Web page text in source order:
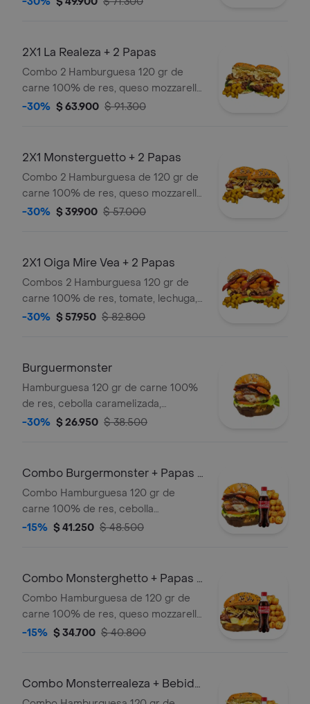
salsas caseras (verde y ajo) + papas
2X1 La Realeza + 2 Papas
Combo 2 Hamburguesa 120 gr de
carne 100% de res, queso mozzarella,
tomate , lechuga, carne desmechada
de untar , pan brioche, y salsas
caseras (verde y ajo). + papas
-30% $ 63.900 $ 91.300
2X1 Monsterguetto + 2 Papas
Combo 2 Hamburguesa de 120 gr de
carne 100% de res, queso mozzarella,
papas callejera (ripio), cebolla
-30% $ 39.900 $ 57.000
2X1 Oiga Mire Vea + 2 Papas
Combos 2 Hamburguesa 120 gr de
carne 100% de res, tomate, lechuga,
carne desmechada en salsa bbq
guayabo, pan brioche , y salsas
caseras (verde y ajo). + papas
-30% $ 57.950 $ 82.800
Burguermonster
Hamburguesa 120 gr de carne 100%
de res, cebolla caramelizada,
salchicha ranchera sm, queso
caseras (verde y ajo)
-30% $ 26.950 $ 38.500
Combo Burgermonster + Papas +
Bebida 250 Ml
Combo Hamburguesa 120 gr de
carne 100% de res, cebolla
caramelizada, salchicha ranchera sm,
salsas caseras (verde y ajo) + papas +
-15% $ 41.250 $ 48.500
Combo Monsterghetto + Papas +
Bebida 250 Ml
Combo Hamburguesa de 120 gr de
carne 100% de res, queso mozzarella,
papas callejera (ripio), cebolla
bebida
-15% $ 34.700 $ 40.800
Combo Monsterrealeza + Bebida